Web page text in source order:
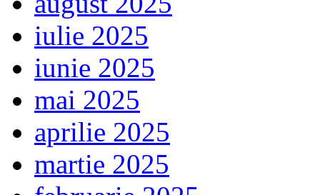
iulie 2025
iunie 2025
mai 2025
aprilie 2025
martie 2025